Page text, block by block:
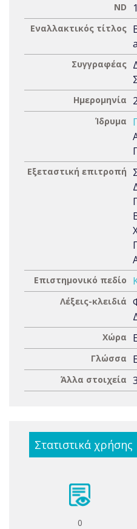
ND
Εναλλακτικός τίτλος
Συγγραφέας
Ημερομηνία
Ίδρυμα
Εξεταστική επιτροπή
Επιστημονικό πεδίο
Λέξεις-κλειδιά
Χώρα
Γλώσσα
Άλλα στοιχεία
Στατιστικά χρήσης
0